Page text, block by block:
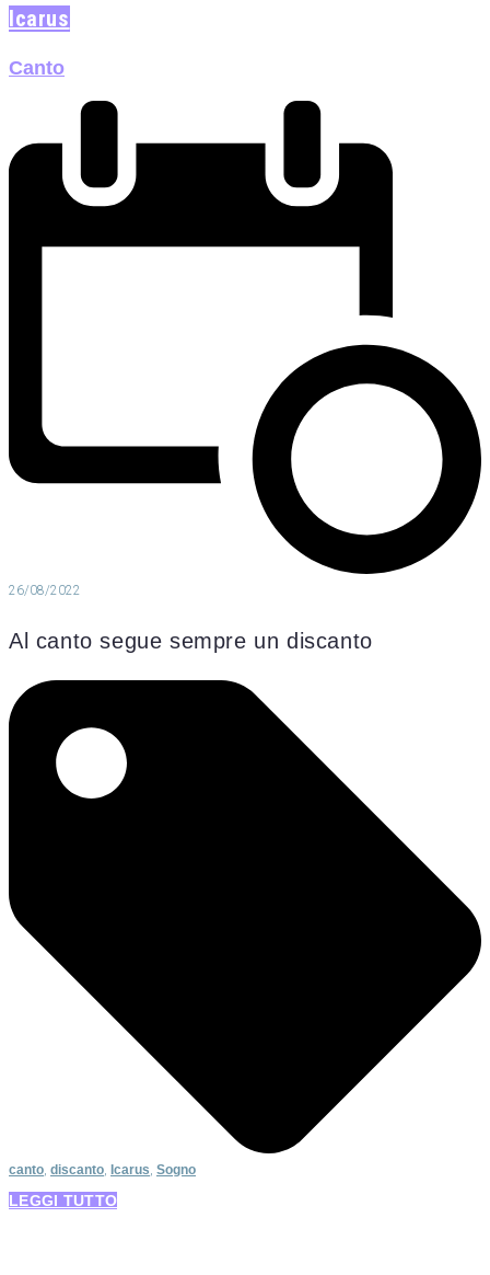
Icarus
Canto
26/08/2022
Al canto segue sempre un discanto
canto discanto Icarus Sogno
LEGGI TUTTO